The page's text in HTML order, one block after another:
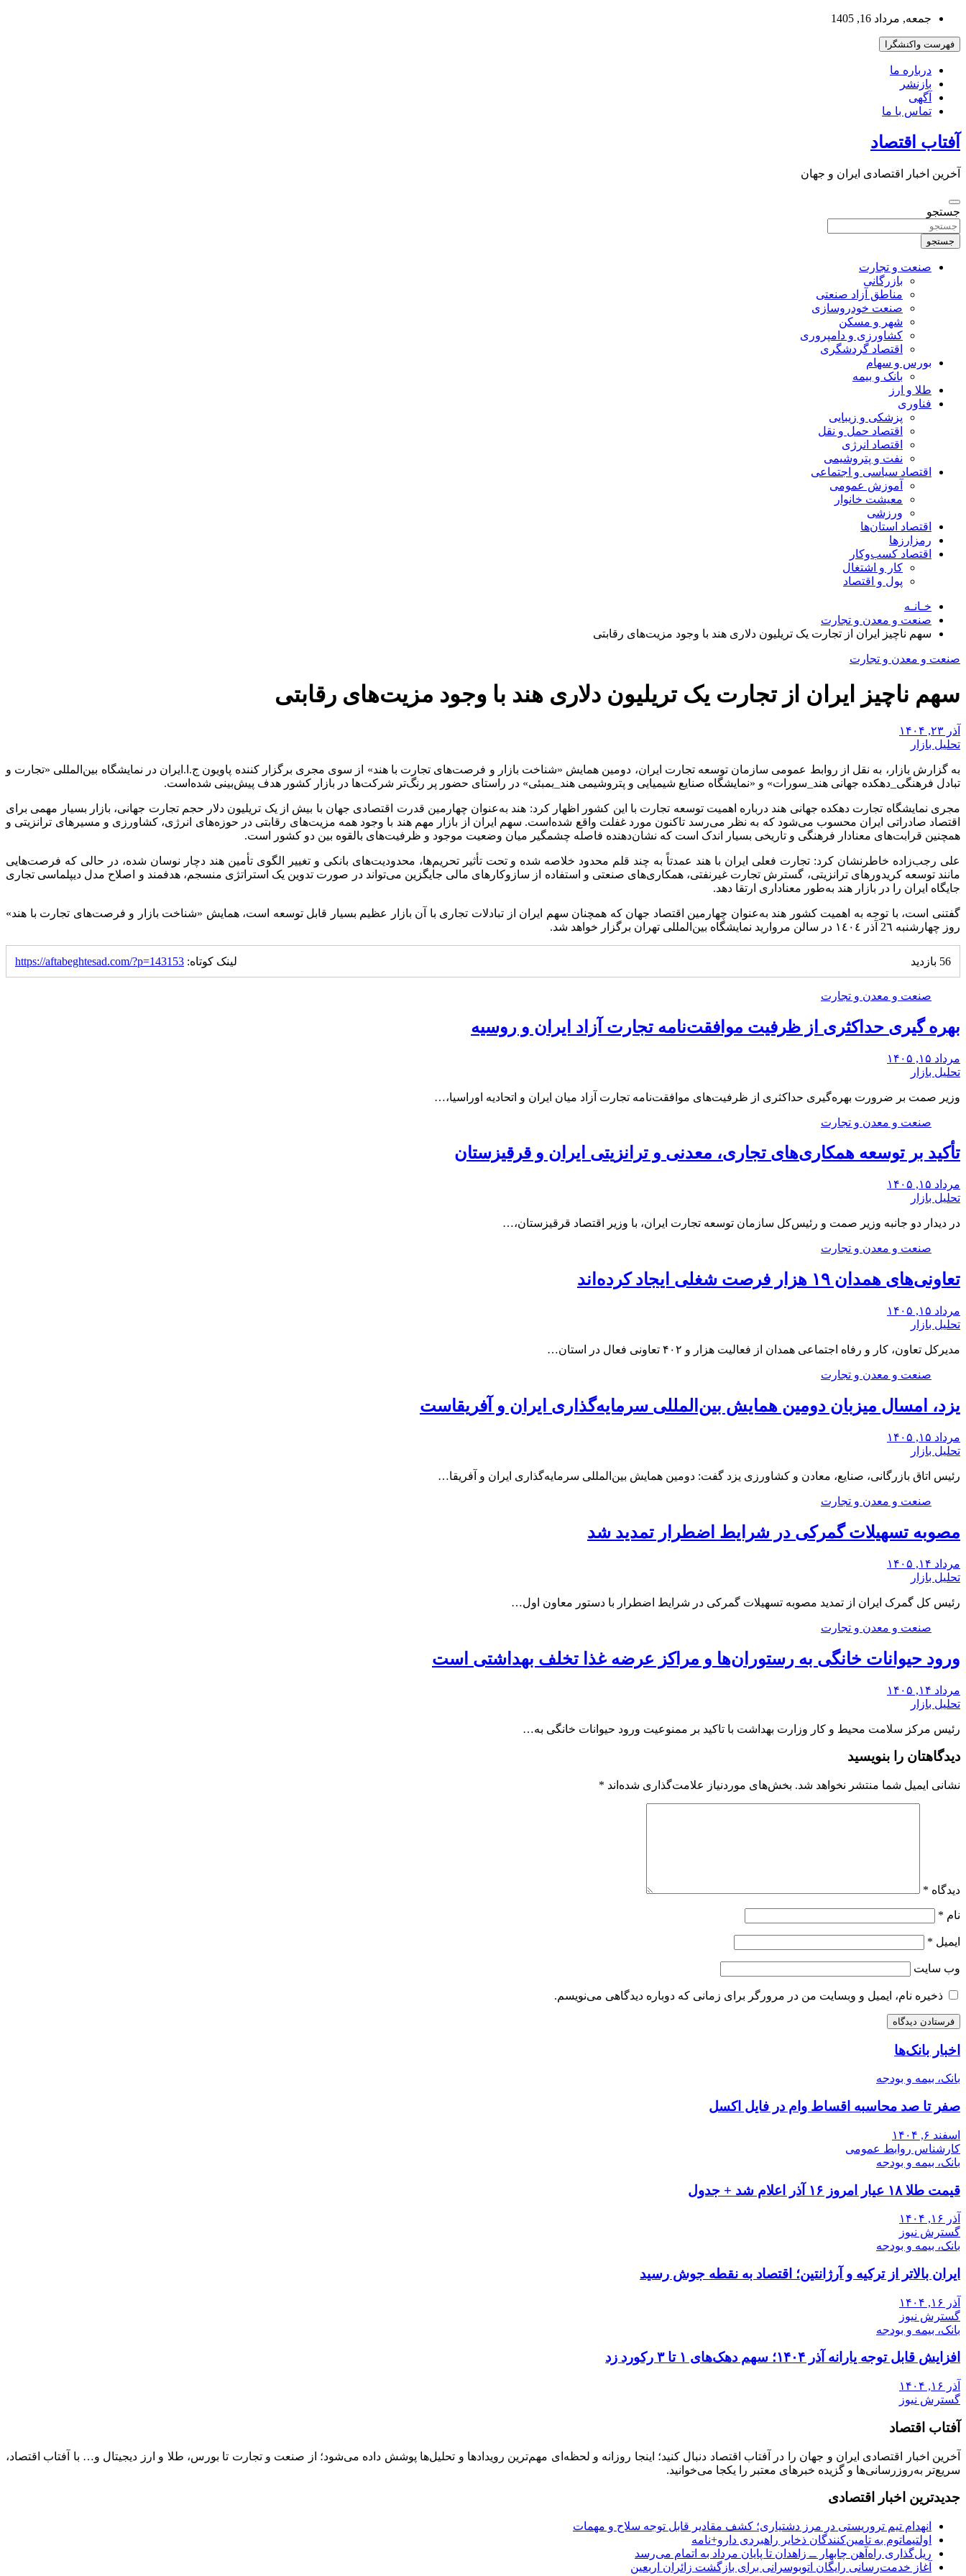
بروید
جمعه, مرداد 16, 1405
فهرست واکنشگرا
درباره ما
بازنشر
آگهی
تماس با ما
آفتاب اقتصاد
آخرین اخبار اقتصادی ایران و جهان
جستجو
جستجو
صنعت و تجارت
بازرگانی
مناطق آزاد صنعتی
صنعت خودروسازی
شهر و مسکن
کشاورزی و دامپروری
اقتصاد گردشگری
بورس و سهام
بانک و بیمه
طلا و ارز
فناوری
پزشکی و زیبایی
اقتصاد حمل و نقل
اقتصاد انرژی
نفت و پتروشیمی
اقتصاد سیاسی و اجتماعی
آموزش عمومی
معیشت خانوار
ورزشی
اقتصاد استان‌ها
رمزارزها
اقتصاد کسب‌و‌کار
کار و اشتغال
پول و اقتصاد
خـانـه
صنعت و معدن و تجارت
سهم ناچیز ایران از تجارت یک تریلیون دلاری هند با وجود مزیت‌های رقابتی
صنعت و معدن و تجارت
سهم ناچیز ایران از تجارت یک تریلیون دلاری هند با وجود مزیت‌های رقابتی
آذر ۲۳, ۱۴۰۴
تحلیل بازار
به گزارش بازار، به نقل از روابط عمومی سازمان توسعه تجارت ایران، دومین همایش «شناخت بازار و فرصت‌های تجارت با هند» از سوی مجری برگزار کننده پاویون ج.ا.ایران در نمایشگاه بین‌المللی «تجارت و
تبادل فرهنگی_دهکده جهانی هند_سورات» و «نمایشگاه صنایع شیمیایی و پتروشیمی هند_بمبئی» در راستای حضور پر رنگ‌تر شرکت‌ها در بازار کشور هدف پیش‌بینی شده‌است.
مجری نمایشگاه تجارت دهکده جهانی هند درباره اهمیت توسعه تجارت با این کشور اظهار کرد: هند به‌عنوان چهارمین قدرت اقتصادی جهان با بیش از یک تریلیون دلار حجم تجارت جهانی، بازار بسیار مهمی برای
اقتصاد صادراتی ایران محسوب می‌شود که به نظر می‌رسد تاکنون مورد غفلت واقع شده‌است. سهم ایران از بازار مهم هند با وجود همه مزیت‌های رقابتی در حوزه‌های انرژی، کشاورزی و مسیرهای ترانزیتی و
همچنین قرابت‌های معنادار فرهنگی و تاریخی بسیار اندک است که نشان‌دهنده فاصله چشمگیر میان وضعیت موجود و ظرفیت‌های بالقوه بین دو کشور است.
علی رجب‌زاده خاطرنشان کرد: تجارت فعلی ایران با هند عمدتاً به چند قلم محدود خلاصه شده و تحت تأثیر تحریم‌ها، محدودیت‌های بانکی و تغییر الگوی تأمین هند دچار نوسان شده، در حالی‌ که فرصت‌هایی
مانند توسعه کریدورهای ترانزیتی، گسترش تجارت غیرنفتی، همکاری‌های صنعتی و استفاده از سازوکارهای مالی جایگزین می‌تواند در صورت تدوین یک استراتژی منسجم، هدفمند و اصلاح مدل دیپلماسی تجاری
جایگاه ایران را در بازار هند به‌طور معناداری ارتقا دهد.
گفتنی است، با توجه به اهمیت کشور هند به‌عنوان چهارمین اقتصاد جهان که همچنان سهم ایران از تبادلات تجاری با آن بازار عظیم بسیار قابل توسعه است، همایش «شناخت بازار و فرصت‌های تجارت با هند»
روز چهارشنبه 2٦ آذر ١٤٠٤ در سالن مروارید نمایشگاه بین‌المللی تهران برگزار خواهد شد.
56 بازدید لینک کوتاه: https://aftabeghtesad.com/?p=143153
صنعت و معدن و تجارت
بهره گیری حداکثری از ظرفیت موافقت‌نامه تجارت آزاد ایران و روسیه
مرداد ۱۵, ۱۴۰۵
تحلیل بازار
وزیر صمت بر ضرورت بهره‌گیری حداکثری از ظرفیت‌های موافقت‌نامه تجارت آزاد میان ایران و اتحادیه اوراسیا،…
صنعت و معدن و تجارت
تأکید بر توسعه همکاری‌های تجاری، معدنی و ترانزیتی ایران و قرقیزستان
مرداد ۱۵, ۱۴۰۵
تحلیل بازار
در دیدار دو جانبه وزیر صمت و رئیس‌کل سازمان توسعه تجارت ایران، با وزیر اقتصاد قرقیزستان،…
صنعت و معدن و تجارت
تعاونی‌های همدان ۱۹ هزار فرصت شغلی ایجاد کرده‌اند
مرداد ۱۵, ۱۴۰۵
تحلیل بازار
مدیرکل تعاون، کار و رفاه اجتماعی همدان از فعالیت هزار و ۴۰۲ تعاونی فعال در استان…
صنعت و معدن و تجارت
یزد، امسال میزبان دومین همایش بین‌المللی سرمایه‌گذاری ایران و آفریقاست
مرداد ۱۵, ۱۴۰۵
تحلیل بازار
رئیس اتاق بازرگانی، صنایع، معادن و کشاورزی یزد گفت: دومین همایش بین‌المللی سرمایه‌گذاری ایران و آفریقا…
صنعت و معدن و تجارت
مصوبه تسهیلات گمرکی در شرایط اضطرار تمدید شد
مرداد ۱۴, ۱۴۰۵
تحلیل بازار
رئیس کل گمرک ایران از تمدید مصوبه تسهیلات گمرکی در شرایط اضطرار با دستور معاون اول…
صنعت و معدن و تجارت
ورود حیوانات خانگی به رستوران‌ها و مراکز عرضه غذا تخلف بهداشتی است
مرداد ۱۴, ۱۴۰۵
تحلیل بازار
رئیس مرکز سلامت محیط و کار وزارت بهداشت با تاکید بر ممنوعیت ورود حیوانات خانگی به…
دیدگاهتان را بنویسید
نشانی ایمیل شما منتشر نخواهد شد. بخش‌های موردنیاز علامت‌گذاری شده‌اند *
دیدگاه *
نام *
ایمیل *
وب‌ سایت
ذخیره نام، ایمیل و وبسایت من در مرورگر برای زمانی که دوباره دیدگاهی می‌نویسم.
اخبار بانک‌ها
بانک، بیمه و بودجه
صفر تا صد محاسبه اقساط وام در فایل اکسل
اسفند ۶, ۱۴۰۴
کارشناس روابط عمومی
بانک، بیمه و بودجه
قیمت طلا ۱۸ عیار امروز ۱۶ آذر اعلام شد + جدول
آذر ۱۶, ۱۴۰۴
گسترش نیوز
بانک، بیمه و بودجه
ایران بالاتر از ترکیه و آرژانتین؛ اقتصاد به نقطه جوش رسید
آذر ۱۶, ۱۴۰۴
گسترش نیوز
بانک، بیمه و بودجه
افزایش قابل توجه یارانه آذر ۱۴۰۴؛ سهم دهک‌های ۱ تا ۳ رکورد زد
آذر ۱۶, ۱۴۰۴
گسترش نیوز
آفتاب اقتصاد
آخرین اخبار اقتصادی ایران و جهان را در آفتاب اقتصاد دنبال کنید؛ اینجا روزانه و لحظه‌ای مهم‌ترین رویدادها و تحلیل‌ها پوشش داده می‌شود؛ از صنعت و تجارت تا بورس، طلا و ارز دیجیتال و… با آفتاب اقتصاد،
سریع‌تر به‌روزرسانی‌ها و گزیده خبرهای معتبر را یکجا می‌خوانید.
جدیدترین اخبار اقتصادی
انهدام تیم تروریستی در مرز دشتیاری؛ کشف مقادیر قابل توجه سلاح و مهمات
اولتیماتوم به تامین‌کنندگان ذخایر راهبردی دارو+نامه
ریل‌گذاری راه‌آهن چابهار ــ زاهدان تا پایان مرداد به اتمام می‌رسد
آغاز خدمت‌رسانی رایگان اتوبوسرانی برای بازگشت زائران اربعین